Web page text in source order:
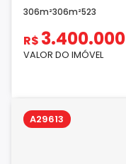
306m²306m²523
R$ 3.400.000
VALOR DO IMÓVEL
A29613